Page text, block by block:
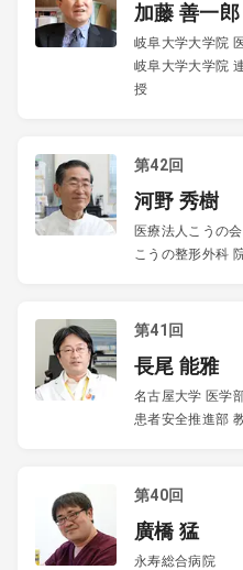
加藤 善一郎
岐阜大学大学院
岐阜大学大学院
授
第42回
河野 秀樹
医療法人こうの
こうの整形外科
第41回
長尾 能雅
名古屋大学 医学
患者安全推進部
第40回
廣橋 猛
永寿総合病院